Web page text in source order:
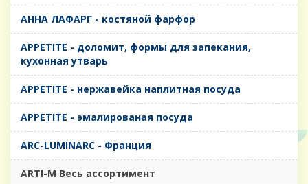
AHHA ЛАФАРГ - костяной фарфор
APPETITE - доломит, формы для запекания,
кухонная утварь
APPETITE - нержавейка наплитная посуда
APPETITE - эмалированая посуда
ARC-LUMINARC - Франция
ARTI-M Весь ассортимент